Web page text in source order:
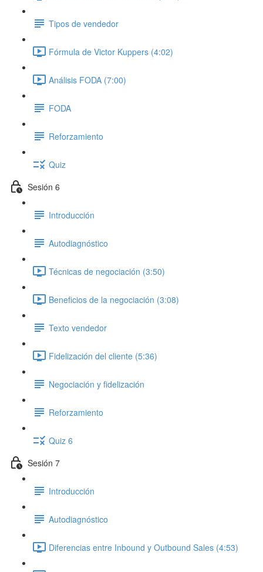
Tipos de vendedor
Fórmula de Victor Kuppers (4:02)
Análisis FODA (7:00)
FODA
Reforzamiento
Quiz
Sesión 6
Introducción
Autodiagnóstico
Técnicas de negociación (3:50)
Beneficios de la negociación (3:08)
Texto vendedor
Fidelización del cliente (5:36)
Negociación y fidelización
Reforzamiento
Quiz 6
Sesión 7
Introducción
Autodiagnóstico
Diferencias entre Inbound y Outbound Sales (4:53)